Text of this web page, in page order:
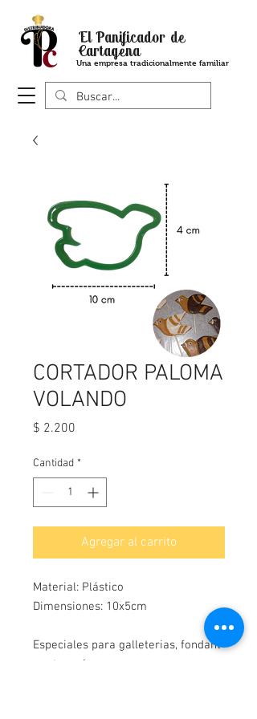
El Panificador de
Cartagena
Una empresa tradicionalmente familiar
CORTADOR PALOMA
VOLANDO
$ 2.200
Cantidad *
Agregar al carrito
Material: Plástico
Dimensiones: 10x5cm
Especiales para galleterias, fondant
y artesanías